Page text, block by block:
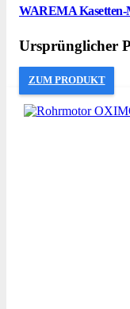
WAREMA Kasetten-
Ursprünglicher
ZUM PRODUKT